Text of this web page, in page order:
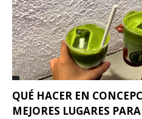
QUÉ HACER EN
MEJORES LUGARES